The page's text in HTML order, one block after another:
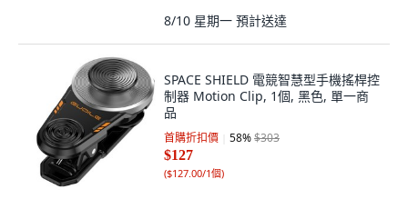
8/10 星期一 預計送達
SPACE SHIELD 電競智慧型手機搖桿控
制器 Motion Clip, 1個, 黑色, 單一商
品
首購折扣價 58%$303
$127
($127.00/1個)